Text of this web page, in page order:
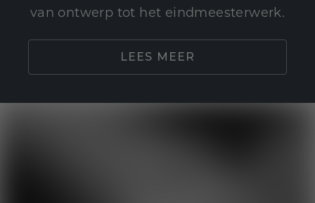
van ontwerp tot het eindmeesterwerk.
LEES MEER